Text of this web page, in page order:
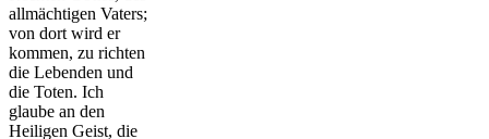
allmächtigen Vaters;
von dort wird er
kommen, zu richten
die Lebenden und
die Toten. Ich
glaube an den
Heiligen Geist, die